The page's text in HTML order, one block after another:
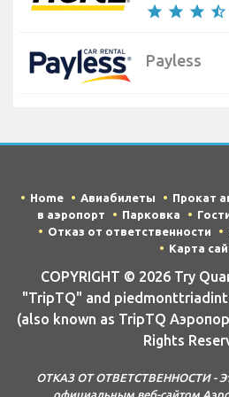
star star star star_half
Payless
Home Авиабилеты Прокат
в аэропорт
Парковка
Отказ от ответственности
Карта
COPYRIGHT © 2026 Try
"TripTQ" and
(also known as TripTQ
Rights
ОТКАЗ ОТ ОТВЕТСТВЕННОСТИ -
официальным веб-сайтом